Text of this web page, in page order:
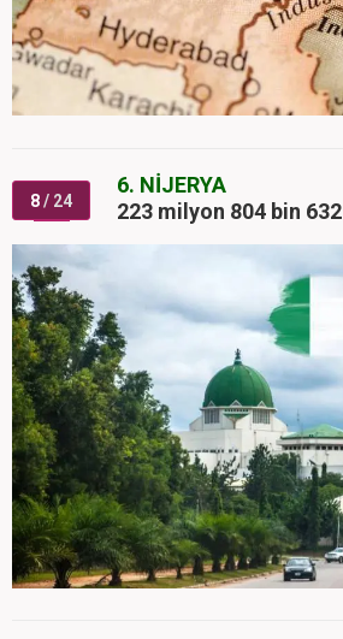
8/ 24
6. NİJERYA
223 milyon 804 bin 632